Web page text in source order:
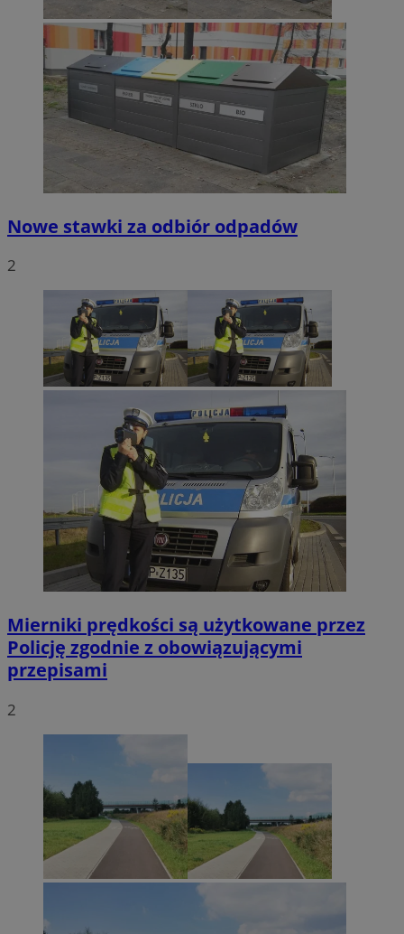
Nowe stawki za odbiór odpadów
2
Mierniki prędkości są użytkowane przez
Policję zgodnie z obowiązującymi
przepisami
2